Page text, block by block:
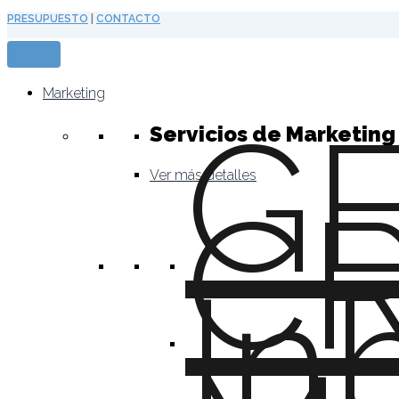
Ir
al
contenido
PRESUPUESTO CONTACTO
Marketing
Servicios de
Ver más detalles